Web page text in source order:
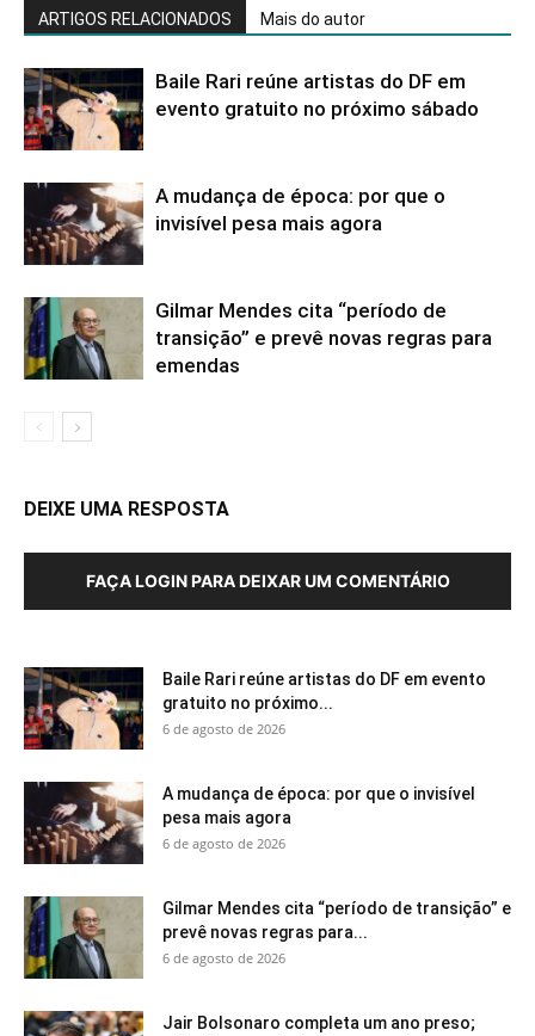
ARTIGOS RELACIONADOS Mais do autor
Baile Rari reúne artistas do DF em
evento gratuito no próximo sábado
A mudança de época: por que o
invisível pesa mais agora
Gilmar Mendes cita “período de
transição” e prevê novas regras para
emendas
DEIXE UMA RESPOSTA
FAÇA LOGIN PARA DEIXAR UM COMENTÁRIO
Baile Rari reúne artistas do DF em evento
gratuito no próximo...
6 de agosto de 2026
A mudança de época: por que o invisível
pesa mais agora
6 de agosto de 2026
Gilmar Mendes cita “período de transição” e
prevê novas regras para...
6 de agosto de 2026
Jair Bolsonaro completa um ano preso;